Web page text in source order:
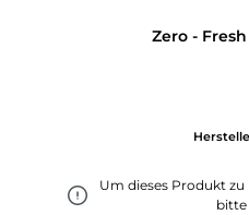
Zero -
Um dieses Produkt zu
bitte